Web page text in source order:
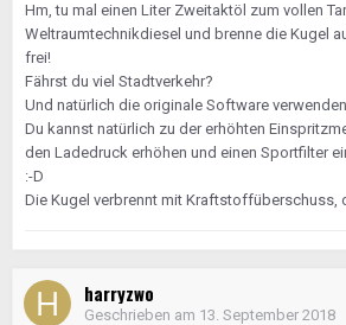
Hm, tu mal einen Liter Zweitaktöl zum vollen
Weltraumtechnikdiesel und brenne die Kugel
frei!
Fährst du viel Stadtverkehr?
Und natürlich die originale Software
Du kannst natürlich zu der erhöhten
den Ladedruck erhöhen und einen Sportfilter
:-D
Die Kugel verbrennt mit Kraftstoffüberschuss,
harryzwo
Geschrieben am 13. September 2018